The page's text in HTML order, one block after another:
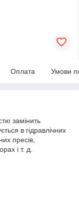
Оплата Умови
замінить
в гідравлічних
пресів,
і т. д.